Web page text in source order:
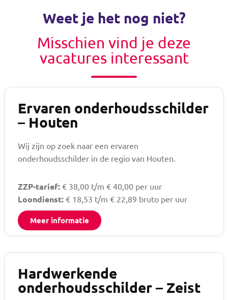
Weet je het nog niet?
Misschien vind je deze
vacatures interessant
Ervaren onderhoudsschilder
– Houten
Wij zijn op zoek naar een ervaren
onderhoudsschilder in de regio van Houten.
ZZP-tarief: € 38,00 t/m € 40,00 per uur
Loondienst: € 18,53 t/m € 22,89 bruto per uur
Meer informatie
Hardwerkende
onderhoudsschilder – Zeist